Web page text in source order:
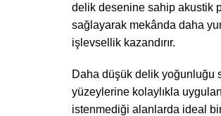
delik desenine sahip akustik
sağlayarak mekânda daha
işlevsellik kazandırır.
Daha düşük delik yoğunluğu
yüzeylerine kolaylıkla
istenmediği alanlarda ideal